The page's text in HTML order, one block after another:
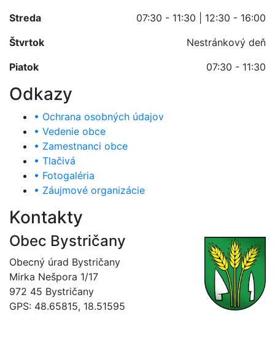
Streda
07:30 - 11:30 | 12:30 - 16:00
Štvrtok
Nestránkový deň
Piatok
07:30 - 11:30
Odkazy
• Ochrana osobných údajov
• Vedenie obce
• Zamestnanci obce
• Tlačivá
• Fotogaléria
• Záujmové organizácie
Kontakty
Obec Bystričany
Obecný úrad Bystričany
Mirka Nešpora 1/17
972 45 Bystričany
GPS: 48.65815, 18.51595